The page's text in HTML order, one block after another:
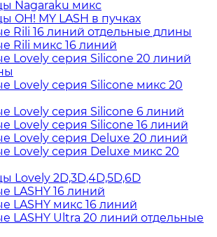
Nagaraku микс
OH! MY LASH в пучках
Rili 16 линий отдельные длины
Rili микс 16 линий
Lovely серия Silicone 20 линий
Lovely серия Silicone микс 20
Lovely серия Silicone 6 линий
Lovely серия Silicone 16 линий
Lovely серия Deluxe 20 линий
Lovely серия Deluxe микс 20
Lovely 2D,3D,4D,5D,6D
LASHY 16 линий
LASHY микс 16 линий
LASHY Ultra 20 линий отдельные